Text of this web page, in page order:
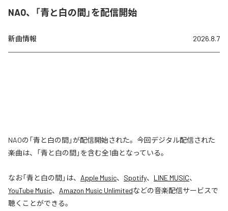
NAO、「青と白の間」を配信開始
新曲情報 2026.8.7
NAOの「青と白の間」が配信開始された。今回デジタル配信された
楽曲は、「青と白の間」を含む全1曲となっている。
なお「青と白の間」は、 Apple Music、 Spotify、 LINE MUSIC、
YouTube Music、 Amazon Music Unlimitedなどの音楽配信サービスで
聴くことができる。